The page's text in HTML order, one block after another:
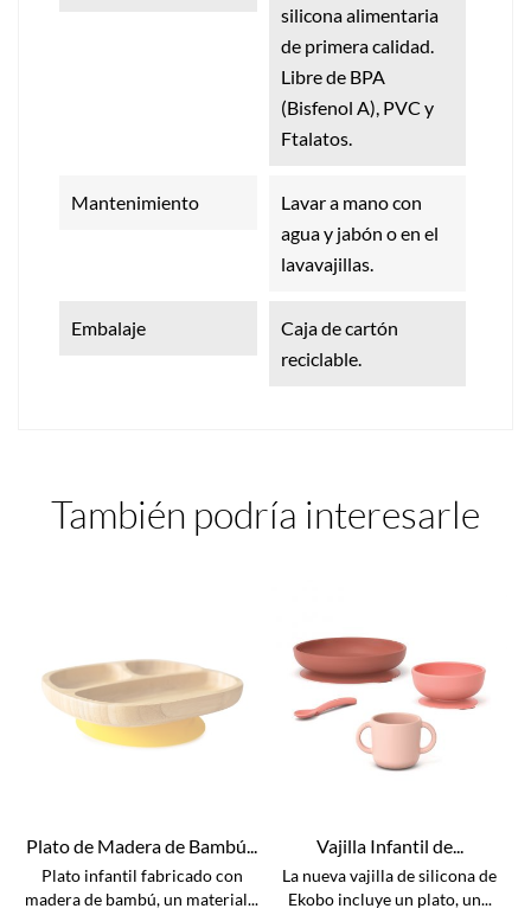
silicona alimentaria
de primera calidad.
Libre de BPA
(Bisfenol A), PVC y
Ftalatos.
Mantenimiento
Lavar a mano con
agua y jabón o en el
lavavajillas.
Embalaje
Caja de cartón
reciclable.
También podría interesarle
Plato de Madera de Bambú...
Plato infantil fabricado con
madera de bambú, un material...
Vajilla Infantil de...
La nueva vajilla de silicona de
Ekobo incluye un plato, un...